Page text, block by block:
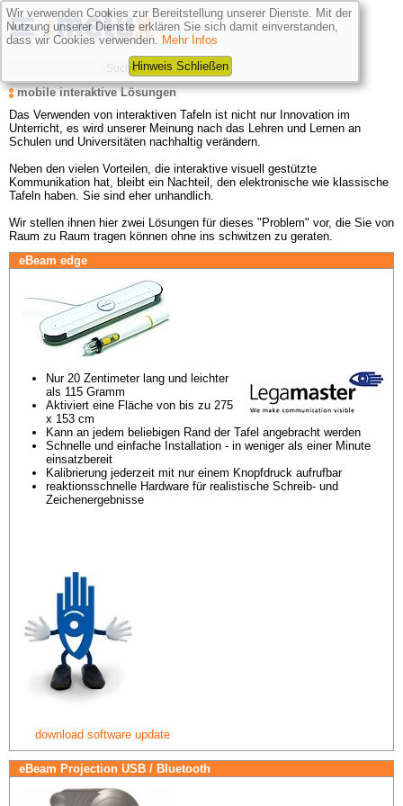
mobile interaktive Lösungen
Das Verwenden von interaktiven Tafeln ist nicht nur Innovation im
Unterricht, es wird unserer Meinung nach das Lehren und Lernen an
Schulen und Universitäten nachhaltig verändern.
Neben den vielen Vorteilen, die interaktive visuell gestützte
Kommunikation hat, bleibt ein Nachteil, den elektronische wie klassische
Tafeln haben. Sie sind eher unhandlich.
Wir stellen ihnen hier zwei Lösungen für dieses "Problem" vor, die Sie von
Raum zu Raum tragen können ohne ins schwitzen zu geraten.
eBeam edge
Nur 20 Zentimeter lang und leichter
als 115 Gramm
Aktiviert eine Fläche von bis zu 275
x 153 cm
Kann an jedem beliebigen Rand der Tafel angebracht werden
Schnelle und einfache Installation - in weniger als einer Minute
einsatzbereit
Kalibrierung jederzeit mit nur einem Knopfdruck aufrufbar
reaktionsschnelle Hardware für realistische Schreib- und
Zeichenergebnisse
download software update
eBeam Projection USB / Bluetooth
Wir verwenden Cookies zur Bereitstellung unserer Dienste. Mit der
Nutzung unserer Dienste erklären Sie sich damit einverstanden,
dass wir Cookies verwenden. Mehr Infos
Hinweis Schließen